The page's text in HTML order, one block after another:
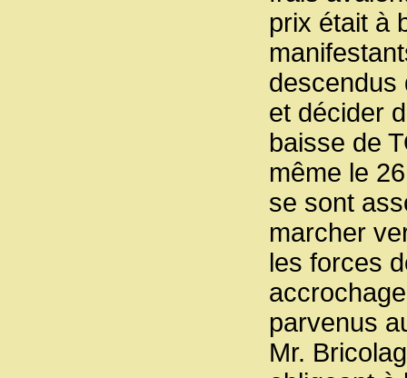
prix était à
descendus
et décider
baisse de
même le
se sont
marcher
les forces
parvenus
Mr.